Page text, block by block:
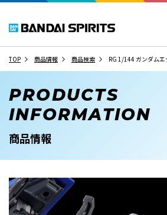
TOP 商品情報 商品検索 RG 1/144 ガンダム
PRODUCTS
INFORMATION
商品情報